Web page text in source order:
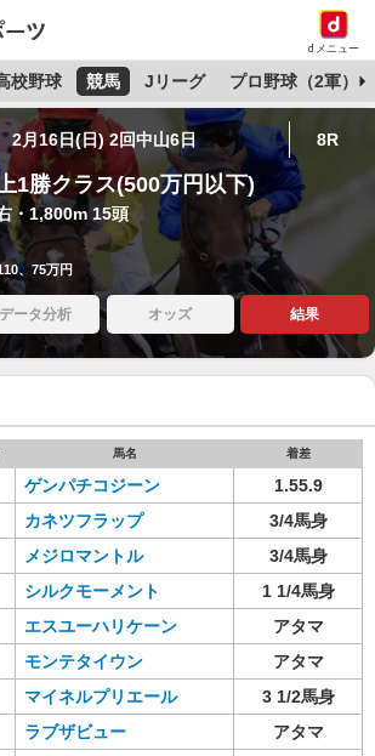
dメニュー
校野球 競馬 Jリーグ プロ野球（2軍）
2月16日(日) 2回中山6日 8R
1勝クラス(500万円以下)
・1,800m 15頭
、75万円
データ分析 オッズ 結果
馬名 着差
ゲンパチコジーン
1.55.9
カネツフラップ
3/4馬身
メジロマントル
3/4馬身
シルクモーメント
1 1/4馬身
エスユーハリケーン
アタマ
モンテタイウン
アタマ
マイネルプリエール
3 1/2馬身
ラブザビュー
アタマ